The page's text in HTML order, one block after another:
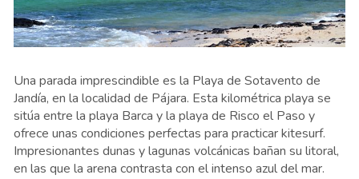
Una parada imprescindible es la Playa de Sotavento de
Jandía, en la localidad de Pájara. Esta kilométrica playa se
sitúa entre la playa Barca y la playa de Risco el Paso y
ofrece unas condiciones perfectas para practicar kitesurf.
Impresionantes dunas y lagunas volcánicas bañan su litoral,
en las que la arena contrasta con el intenso azul del mar.